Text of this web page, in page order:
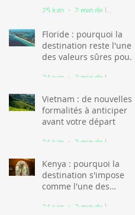
25 juin 2 min de lecture
Floride : pourquoi la
destination reste l'une
des valeurs sûres pour
24 juin
Vietnam : de nouvelles
formalités à anticiper
avant votre départ
24 juin
Kenya : pourquoi la
destination s'impose
comme l'une des
tourisme africain
24 juin